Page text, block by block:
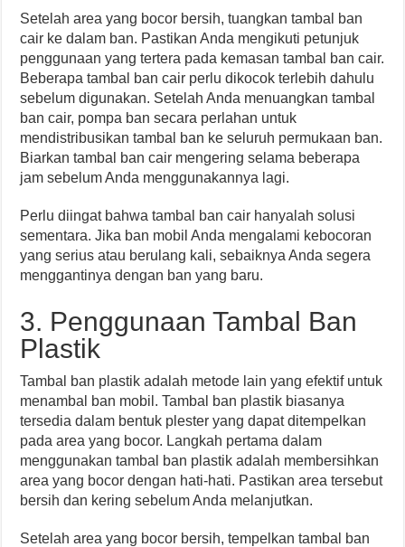
Setelah area yang bocor bersih, tuangkan tambal ban
cair ke dalam ban. Pastikan Anda mengikuti petunjuk
penggunaan yang tertera pada kemasan tambal ban cair.
Beberapa tambal ban cair perlu dikocok terlebih dahulu
sebelum digunakan. Setelah Anda menuangkan tambal
ban cair, pompa ban secara perlahan untuk
mendistribusikan tambal ban ke seluruh permukaan ban.
Biarkan tambal ban cair mengering selama beberapa
jam sebelum Anda menggunakannya lagi.
Perlu diingat bahwa tambal ban cair hanyalah solusi
sementara. Jika ban mobil Anda mengalami kebocoran
yang serius atau berulang kali, sebaiknya Anda segera
menggantinya dengan ban yang baru.
3. Penggunaan Tambal Ban
Plastik
Tambal ban plastik adalah metode lain yang efektif untuk
menambal ban mobil. Tambal ban plastik biasanya
tersedia dalam bentuk plester yang dapat ditempelkan
pada area yang bocor. Langkah pertama dalam
menggunakan tambal ban plastik adalah membersihkan
area yang bocor dengan hati-hati. Pastikan area tersebut
bersih dan kering sebelum Anda melanjutkan.
Setelah area yang bocor bersih, tempelkan tambal ban